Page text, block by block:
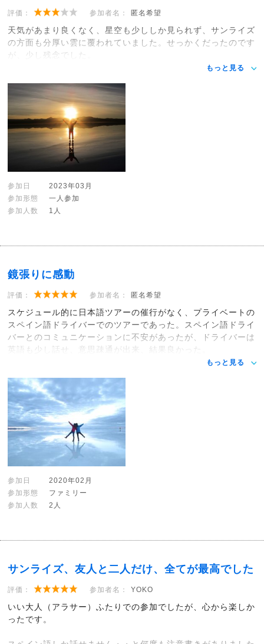
評価： 参加者名： 匿名希望
天気があまり良くなく、星空も少ししか見られず、サンライズ
の方面も分厚い雲に覆われていました。せっかくだったのです
が、少し残念でした。
もっと見る
参加日
2023年03月
参加形態
一人参加
参加人数
1人
鏡張りに感動
評価： 参加者名： 匿名希望
スケジュール的に日本語ツアーの催行がなく、プライベートの
スペイン語ドライバーでのツアーであった。スペイン語ドライ
バーとのコミュニケーションに不安があったが、ドライバーは
英語も少し話せ、意思疎通が出来、結果良かった。
もっと見る
参加日
2020年02月
参加形態
ファミリー
参加人数
2人
サンライズ、友人と二人だけ、全てが最高でした
評価： 参加者名： YOKO
いい大人（アラサー）ふたりでの参加でしたが、心から楽しか
ったです。